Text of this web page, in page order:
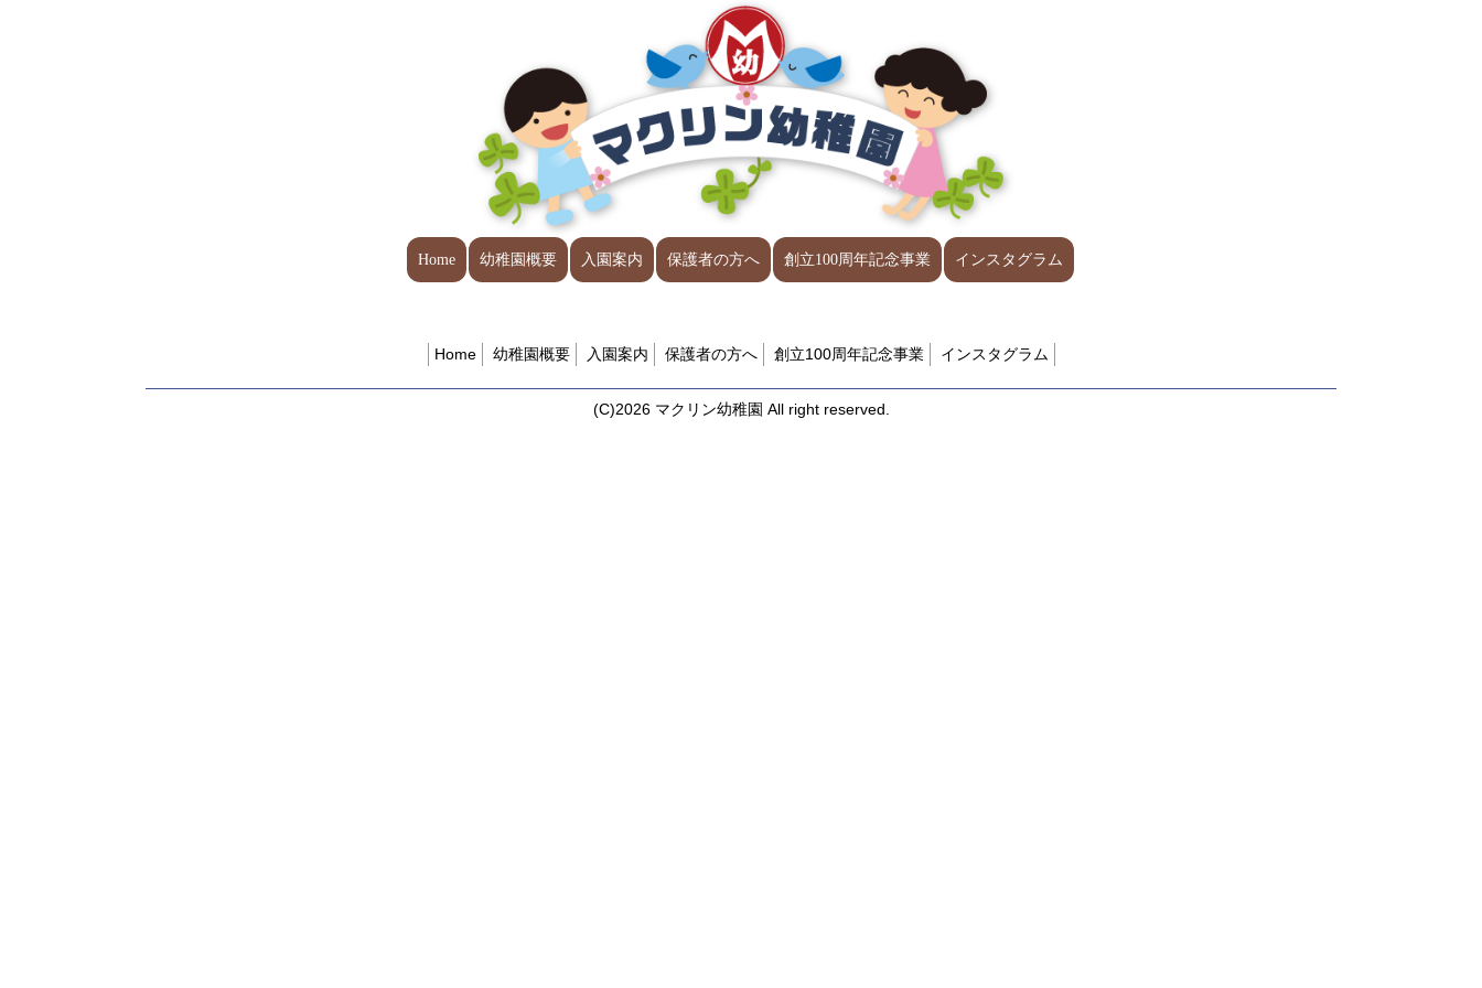
Home 幼稚園概要 入園案内 保護者の方へ 創立100周年記念事業 インスタグラム
Home 幼稚園概要 入園案内 保護者の方へ 創立100周年記念事業 インスタグラム
(C)2026 マクリン幼稚園 All right reserved.